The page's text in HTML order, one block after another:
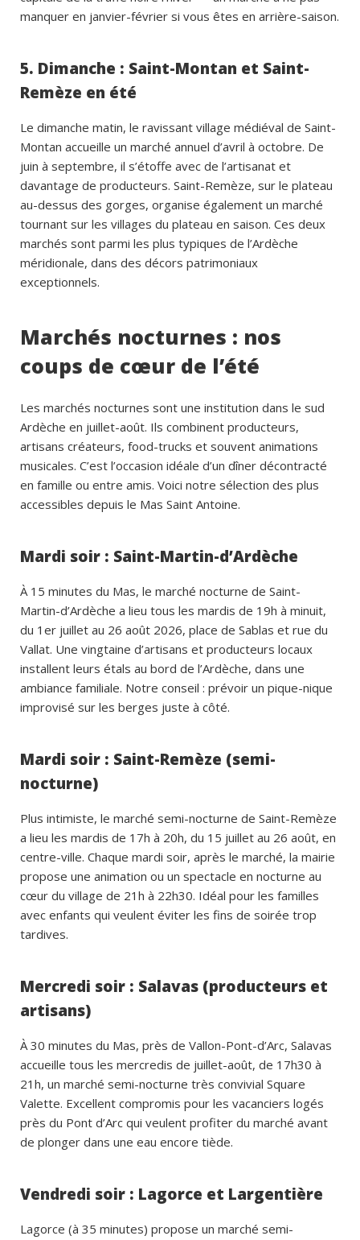
manquer en janvier-février si vous êtes en arrière-saison.
5. Dimanche : Saint-Montan et Saint-
Remèze en été
Le dimanche matin, le ravissant village médiéval de Saint-
Montan accueille un marché annuel d’avril à octobre. De
juin à septembre, il s’étoffe avec de l’artisanat et
davantage de producteurs. Saint-Remèze, sur le plateau
au-dessus des gorges, organise également un marché
tournant sur les villages du plateau en saison. Ces deux
marchés sont parmi les plus typiques de l’Ardèche
méridionale, dans des décors patrimoniaux
exceptionnels.
Marchés nocturnes : nos
coups de cœur de l’été
Les marchés nocturnes sont une institution dans le sud
Ardèche en juillet-août. Ils combinent producteurs,
artisans créateurs, food-trucks et souvent animations
musicales. C’est l’occasion idéale d’un dîner décontracté
en famille ou entre amis. Voici notre sélection des plus
accessibles depuis le Mas Saint Antoine.
Mardi soir : Saint-Martin-d’Ardèche
À 15 minutes du Mas, le marché nocturne de Saint-
Martin-d’Ardèche a lieu tous les mardis de 19h à minuit,
du 1er juillet au 26 août 2026, place de Sablas et rue du
Vallat. Une vingtaine d’artisans et producteurs locaux
installent leurs étals au bord de l’Ardèche, dans une
ambiance familiale. Notre conseil : prévoir un pique-nique
improvisé sur les berges juste à côté.
Mardi soir : Saint-Remèze (semi-
nocturne)
Plus intimiste, le marché semi-nocturne de Saint-Remèze
a lieu les mardis de 17h à 20h, du 15 juillet au 26 août, en
centre-ville. Chaque mardi soir, après le marché, la mairie
propose une animation ou un spectacle en nocturne au
cœur du village de 21h à 22h30. Idéal pour les familles
avec enfants qui veulent éviter les fins de soirée trop
tardives.
Mercredi soir : Salavas (producteurs et
artisans)
À 30 minutes du Mas, près de Vallon-Pont-d’Arc, Salavas
accueille tous les mercredis de juillet-août, de 17h30 à
21h, un marché semi-nocturne très convivial Square
Valette. Excellent compromis pour les vacanciers logés
près du Pont d’Arc qui veulent profiter du marché avant
de plonger dans une eau encore tiède.
Vendredi soir : Lagorce et Largentière
Lagorce (à 35 minutes) propose un marché semi-